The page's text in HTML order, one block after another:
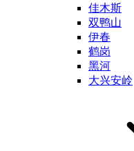
佳木斯
双鸭山
伊春
鹤岗
黑河
大兴安岭